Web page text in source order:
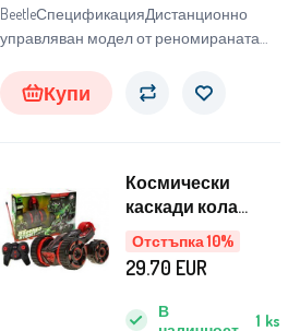
BeetleСпецификацияДистанционно
управляван модел от реномираната
Купи
Отстъпка 10%
Космически
каскади кола
дистанционно
управление
RC0350
В
1 ks
29.70 EUR